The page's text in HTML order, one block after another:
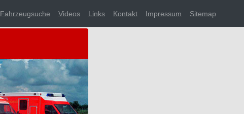
Fahrzeugsuche Videos Links Kontakt Impressum Sitemap